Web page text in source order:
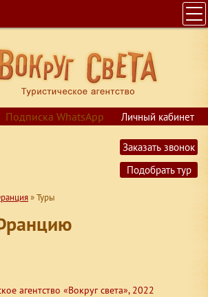
Подписка WhatsApp Личный кабинет
Заказать звонок
Подобрать тур
ПОИСК ТУРОВ
ГОРЯЩИЕ ПУТЕВКИ
СТРАНЫ
»Туры
агентство «Вокруг света», 2022